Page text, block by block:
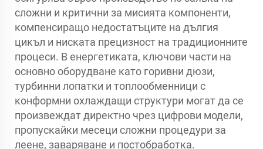
сложни и критични за мисията компоненти,
компенсиращо недостатъците на дългия
цикъл и ниската прецизност на традиционните
процеси. В енергетиката, ключови части на
основно оборудване като горивни дюзи,
турбинни лопатки и топлообменници с
конформни охлаждащи структури могат да се
произвеждат директно чрез цифрови модели,
пропускайки месеци сложни процедури за
леене, заваряване и постобработка.